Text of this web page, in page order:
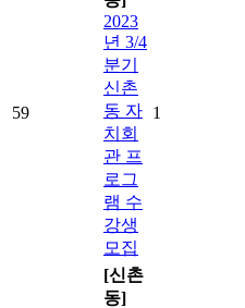
59
2023
년 3/4
분기
신촌
동 자
치회
관 프
로그
램 수
강생
모집
1
[신촌
동]